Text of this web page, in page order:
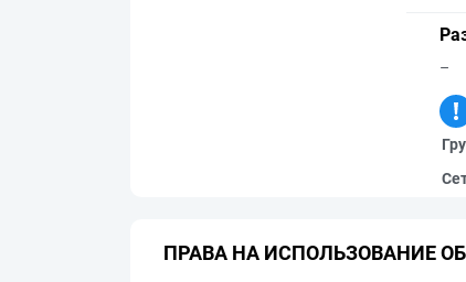
–
ПРАВА НА ИСПОЛЬЗОВАНИЕ